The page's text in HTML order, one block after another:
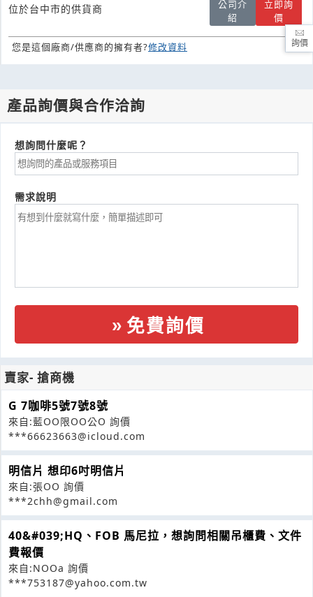
位於台中市的供貨商
公司介
紹
立即詢
價
您是這個廠商/供應商的擁有者?修改資料
產品詢價與合作洽詢
想詢問什麼呢？
需求說明
免費詢價
賣家- 搶商機
G 7咖啡5號7號8號
來自:藍OO限OO公O 詢價
***66623663@icloud.com
明信片 想印6吋明信片
來自:張OO 詢價
***2chh@gmail.com
40&#039;HQ、FOB 馬尼拉，想詢問相關吊櫃費、文件
費報價
來自:NOOa 詢價
***753187@yahoo.com.tw
詢價